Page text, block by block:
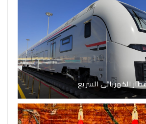
الكهربائى السريع